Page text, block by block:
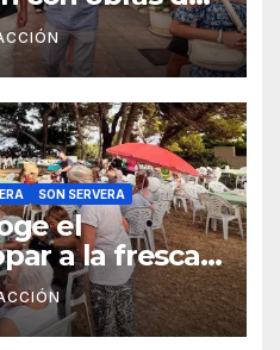
a presión
SON SERVERA
el
a la fresca»
de Son